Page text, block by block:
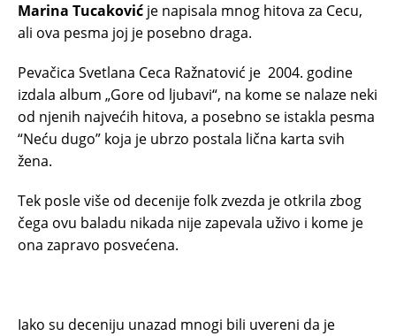
Marina Tucaković je napisala mnog hitova za Cecu,
ali ova pesma joj je posebno draga.
Pevačica Svetlana Ceca Ražnatović je 2004. godine
izdala album „Gore od ljubavi“, na kome se nalaze neki
od njenih najvećih hitova, a posebno se istakla pesma
“Neću dugo” koja je ubrzo postala lična karta svih
žena.
Tek posle više od decenije folk zvezda je otkrila zbog
čega ovu baladu nikada nije zapevala uživo i kome je
ona zapravo posvećena.
Iako su deceniju unazad mnogi bili uvereni da je